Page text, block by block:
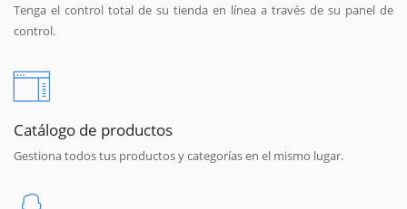
Tenga el control total de su tienda en línea a través de su panel de
control.
Catálogo de productos
Gestiona todos tus productos y categorías en el mismo lugar.